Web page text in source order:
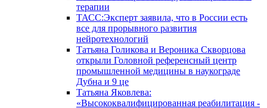
терапии
ТАСС:Эксперт заявила, что в России есть
все для прорывного развития
нейротехнологий
Татьяна Голикова и Вероника Скворцова
открыли Головной референсный центр
промышленной медицины в наукограде
Дубна и 9 це
Татьяна Яковлева:
«Высококвалифицированная реабилитация -